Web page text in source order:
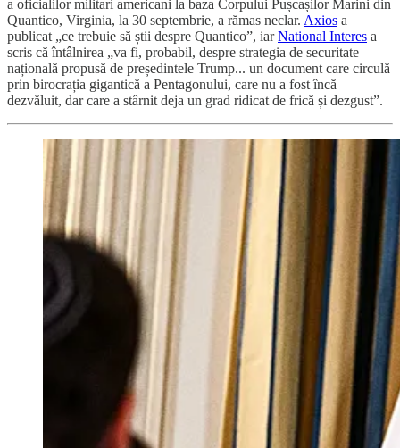
a oficialilor militari americani la baza Corpului Pușcașilor Marini din
Quantico, Virginia, la 30 septembrie, a rămas neclar. Axios a
publicat „ce trebuie să știi despre Quantico”, iarNational Interes a
scris că întâlnirea „va fi, probabil, despre strategia de securitate
națională propusă de președintele Trump... un document care circulă
prin birocrația gigantică a Pentagonului, care nu a fost încă
dezvăluit, dar care a stârnit deja un grad ridicat de frică și dezgust”.